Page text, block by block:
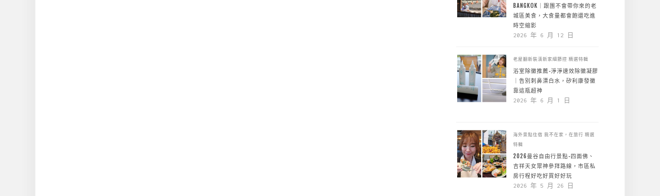
BANGKOK｜跟團不會帶你來的老
城區美食，大食量都會飽還吃進
時空縮影
2026 年 6 月 12 日
老屋翻新裝潢新家細節控 精選特輯
浴室除黴推薦-淨淨速效除黴凝膠
｜告別刺鼻漂白水，矽利康發黴
靠這瓶超神
2026 年 6 月 1 日
海外景點住宿 我不在家，在旅行 精選
特輯
2026曼谷自由行景點-四面佛、
吉祥天女眾神參拜路線，市區私
房行程好吃好買好好玩
2026 年 5 月 26 日